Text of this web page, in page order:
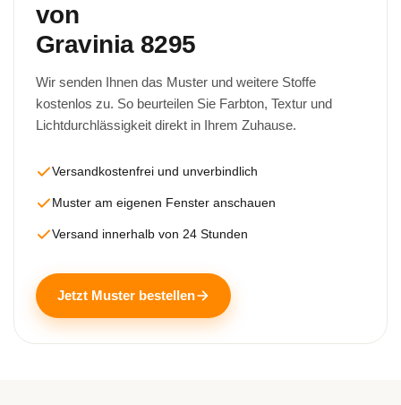
von
Gravinia 8295
Wir senden Ihnen das Muster und weitere Stoffe
kostenlos zu. So beurteilen Sie Farbton, Textur und
Lichtdurchlässigkeit direkt in Ihrem Zuhause.
Versandkostenfrei und unverbindlich
Muster am eigenen Fenster anschauen
Versand innerhalb von 24 Stunden
Jetzt Muster bestellen